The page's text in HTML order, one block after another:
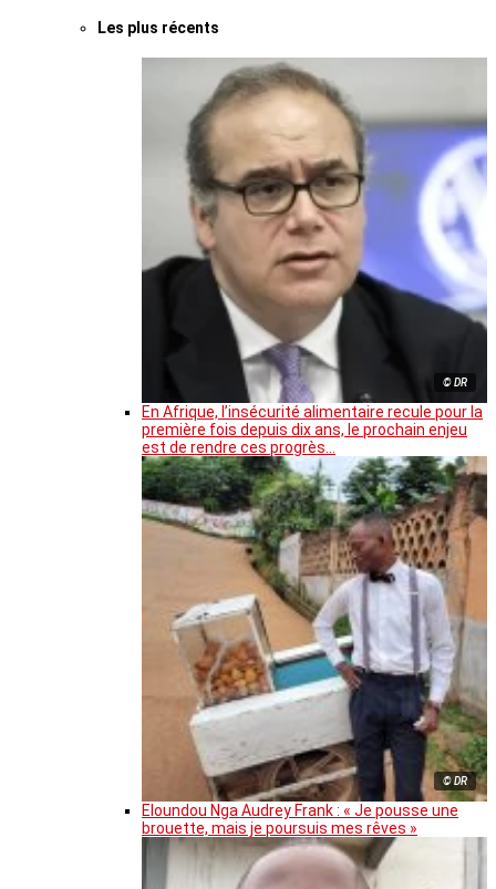
Les plus récents
© DR
En Afrique, l’insécurité alimentaire recule pour la
première fois depuis dix ans, le prochain enjeu
est de rendre ces progrès…
© DR
Eloundou Nga Audrey Frank : « Je pousse une
brouette, mais je poursuis mes rêves »